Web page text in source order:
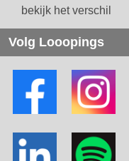
bekijk het verschil
Volg Looopings